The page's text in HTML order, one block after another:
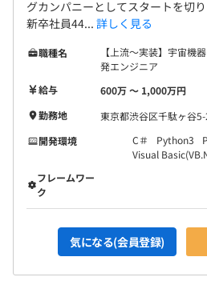
グカンパニーとしてスタートを切
新卒社員44... 詳しく見る
職種名
【上流～実装】宇宙機
発エンジニア
給与
600万 〜 1,000万円
勤務地
東京都渋谷区千駄ヶ谷
開発環境
C＃ Python3
Visual
フレームワー
ク
気になる(会員登録)